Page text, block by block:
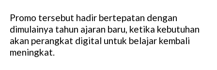
Promo tersebut hadir bertepatan dengan
dimulainya tahun ajaran baru, ketika kebutuhan
akan perangkat digital untuk belajar kembali
meningkat.